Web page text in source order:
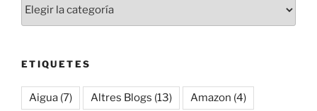
ETIQUETES
Aigua (7) Altres Blogs (13) Amazon (4)